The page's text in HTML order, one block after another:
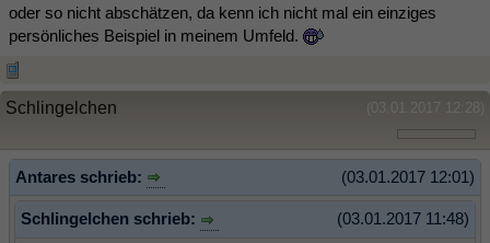
oder so nicht abschätzen, da kenn ich nicht mal ein einziges
persönliches Beispiel in meinem Umfeld.
(03.01.2017 12:28)
Schlingelchen
(03.01.2017 12:01)
Antares schrieb:
(03.01.2017 11:48)
Schlingelchen schrieb: